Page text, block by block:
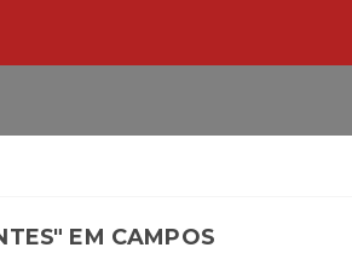
EM CAMPOS